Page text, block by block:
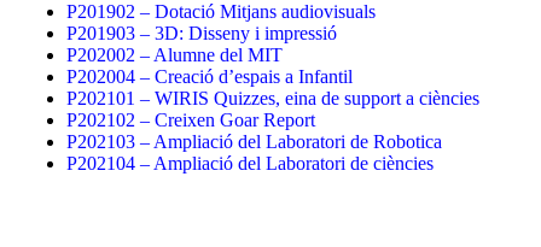
P201902 – Dotació Mitjans audiovisuals
P201903 – 3D: Disseny i impressió
P202002 – Alumne del MIT
P202004 – Creació d’espais a Infantil
P202101 – WIRIS Quizzes, eina de support a ciències
P202102 – Creixen Goar Report
P202103 – Ampliació del Laboratori de Robotica
P202104 – Ampliació del Laboratori de ciències